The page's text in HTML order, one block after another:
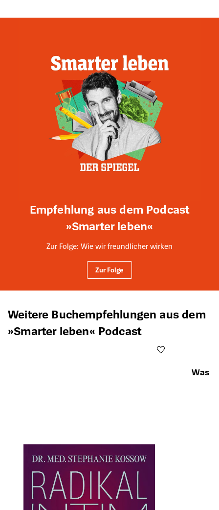
Empfehlung aus dem Podcast
»Smarter leben«
Zur Folge: Wie wir freundlicher wirken
Zur Folge
Produktgalerie überspringen
Weitere Buchempfehlungen aus dem
»Smarter leben« Podcast
Was